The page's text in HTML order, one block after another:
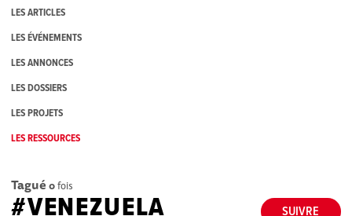
LES ARTICLES
LES ÉVÉNEMENTS
LES ANNONCES
LES DOSSIERS
LES PROJETS
LES RESSOURCES
Tagué 0fois
SUIVRE
#VENEZUELA